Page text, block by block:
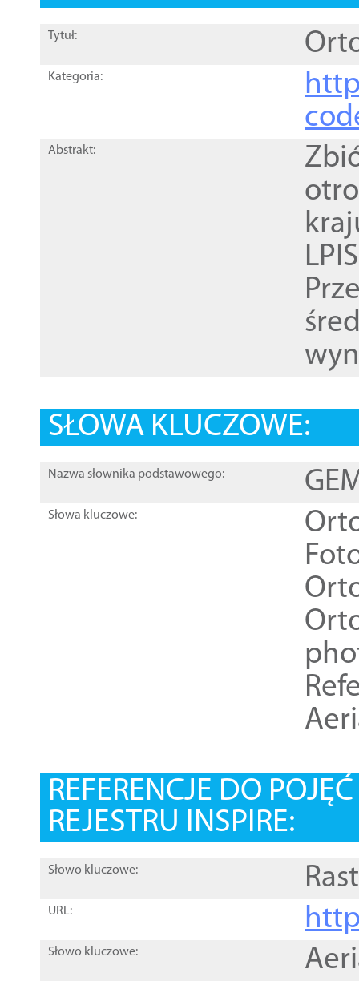
Tytuł:
Kategoria:
Abstrakt:
SŁOWA KLUCZOWE:
Nazwa słownika podstawowego:
Słowa kluczowe:
REFERENCJE DO
REJESTRU INSPIRE:
Słowo kluczowe:
URL:
Słowo kluczowe: